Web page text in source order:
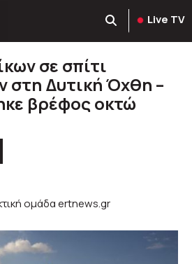
Live TV
σε σπίτι
στη Δυτική Όχθη –
βρέφος οκτώ
ομάδα ertnews.gr